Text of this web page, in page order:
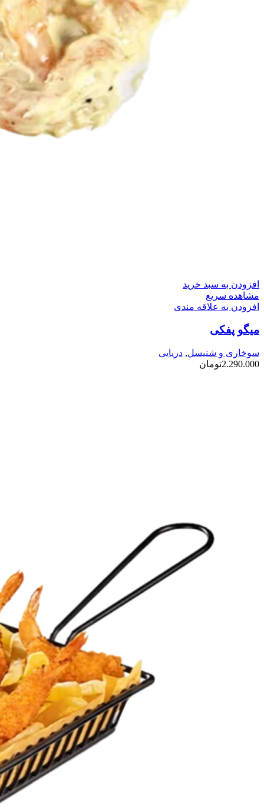
افزودن به سبد خرید
مشاهده سریع
افزودن به علاقه مندی
میگو پفکی
سوخاری و شنیسل, دریایی
2.290.000تومان